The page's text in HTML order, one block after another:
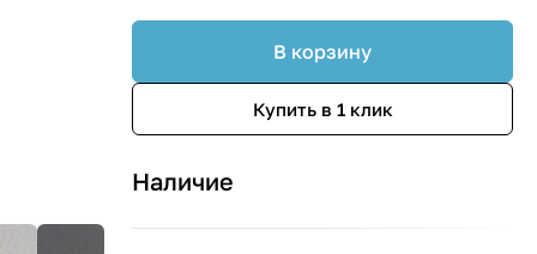
В корзину
Купить в 1 клик
Наличие